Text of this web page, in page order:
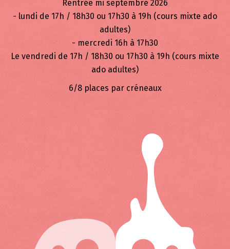
Rentrée mi septembre 2026
- lundi de 17h / 18h30 ou 17h30 à 19h (cours mixte ado
adultes)
- mercredi 16h à 17h30
Le vendredi de 17h / 18h30 ou 17h30 à 19h (cours mixte
ado adultes)
6/8 places par créneaux